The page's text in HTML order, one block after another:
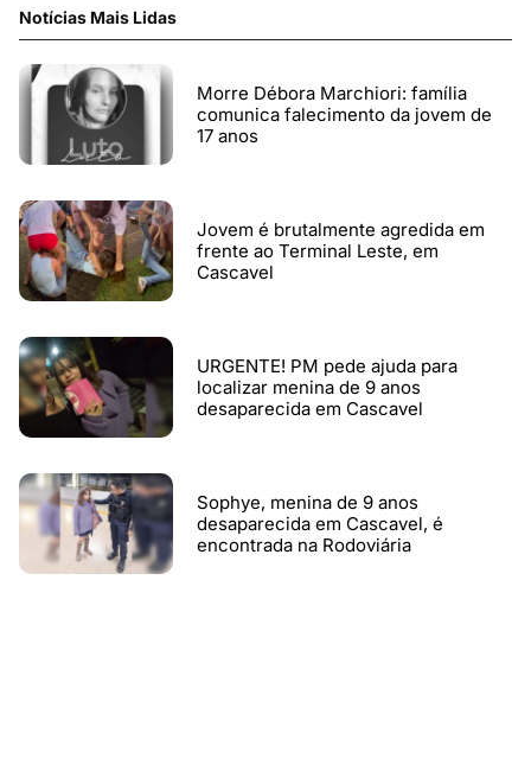
Notícias Mais Lidas
Morre Débora Marchiori: família
comunica falecimento da jovem de
17 anos
Jovem é brutalmente agredida em
frente ao Terminal Leste, em
Cascavel
URGENTE! PM pede ajuda para
localizar menina de 9 anos
desaparecida em Cascavel
Sophye, menina de 9 anos
desaparecida em Cascavel, é
encontrada na Rodoviária